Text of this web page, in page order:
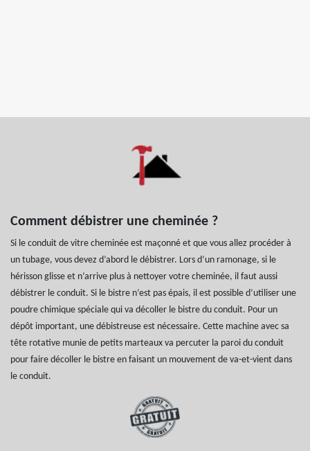
Comment débistrer une cheminée ?
Si le conduit de vitre cheminée est maçonné et que vous allez procéder à
un tubage, vous devez d’abord le débistrer. Lors d’un ramonage, si le
hérisson glisse et n’arrive plus à nettoyer votre cheminée, il faut aussi
débistrer le conduit. Si le bistre n’est pas épais, il est possible d’utiliser une
poudre chimique spéciale qui va décoller le bistre du conduit. Pour un
dépôt important, une débistreuse est nécessaire. Cette machine avec sa
tête rotative munie de petits marteaux va percuter la paroi du conduit
pour faire décoller le bistre en faisant un mouvement de va-et-vient dans
le conduit.